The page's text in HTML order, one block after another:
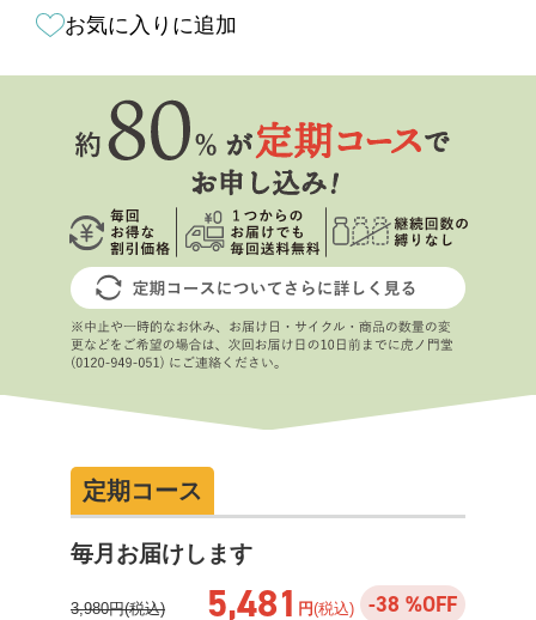
お気に入りに追加
定期コース
毎月お届けします
3,980円(税込) 5,481 円(税込) -38 %OFF